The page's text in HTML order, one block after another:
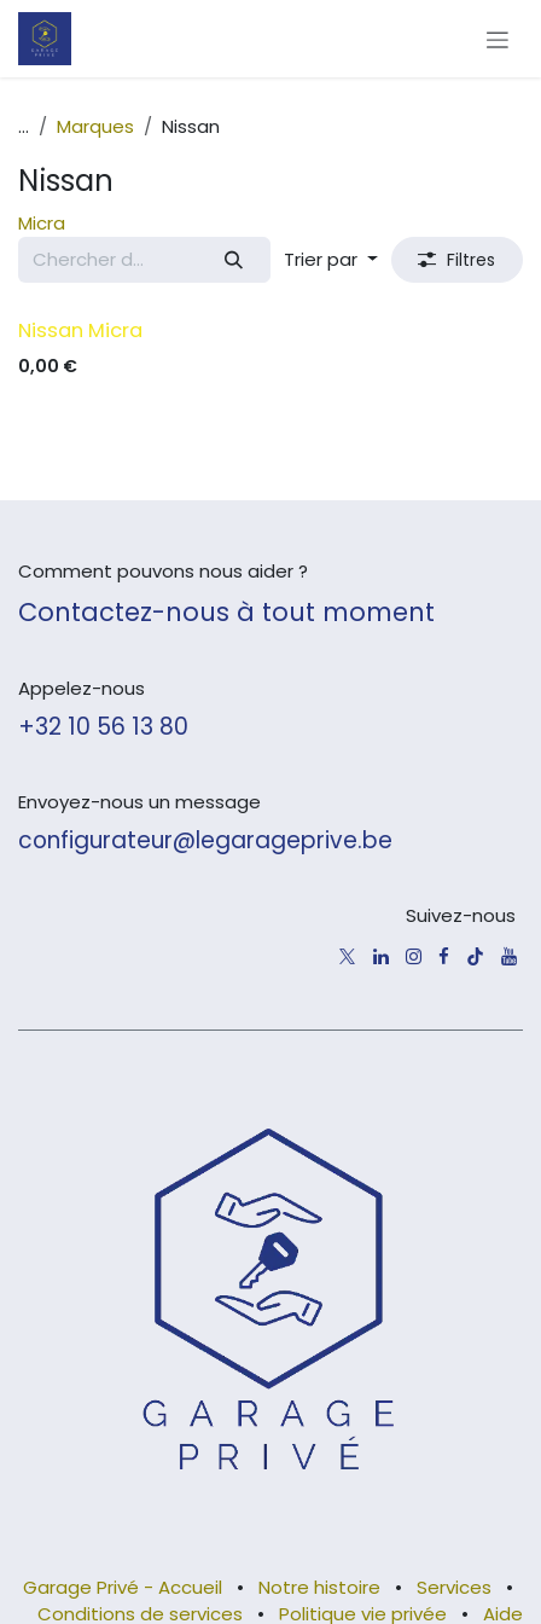
Se rendre au contenu
... Marques Nissan
Nissan
Micra
Trier par
Filtres
Nissan Micra
0,00 €
Comment pouvons nous aider ?
Contactez-nous à tout moment
Appelez-nous
+32 10 56 13 80
Envoyez-nous un message
configurateur@legarageprive.be
Suivez-nous
Garage Privé - Accueil • Notre histoire • Services
•
Conditions de services
• Politique vie privée • Aide